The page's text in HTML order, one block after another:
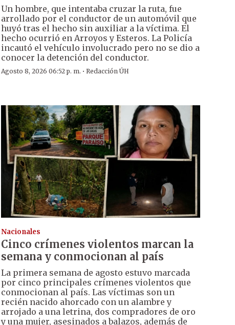
Un hombre, que intentaba cruzar la ruta, fue
arrollado por el conductor de un automóvil que
huyó tras el hecho sin auxiliar a la víctima. El
hecho ocurrió en Arroyos y Esteros. La Policía
incautó el vehículo involucrado pero no se dio a
conocer la detención del conductor.
Agosto 8, 2026 06:52 p. m. · Redacción ÚH
Nacionales
Cinco crímenes violentos marcan la
semana y conmocionan al país
La primera semana de agosto estuvo marcada
por cinco principales crímenes violentos que
conmocionan al país. Las víctimas son un
recién nacido ahorcado con un alambre y
arrojado a una letrina, dos compradores de oro
y una mujer, asesinados a balazos, además de